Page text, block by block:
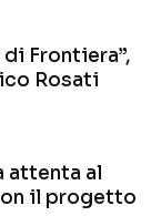
Frontiera”,
Rosati
attenta al
il progetto